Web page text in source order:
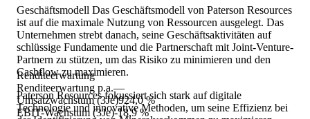
Renditeerwartung
Renditeerwartung p.a.—
Umsatzwachstum (3Je)924,0 %
EBIT-Wachstum (3Je)-18,9 %
Geschäftsmodell Das Geschäftsmodell von Paterson Resources
ist auf die maximale Nutzung von Ressourcen ausgelegt. Das
Unternehmen strebt danach, seine Geschäftsaktivitäten auf
schlüssige Fundamente und die Partnerschaft mit Joint-Venture-
Partnern zu stützen, um das Risiko zu minimieren und den
Cashflow zu maximieren.
Paterson Resources fokussiert sich stark auf digitale
Technologie und innovative Methoden, um seine Effizienz bei